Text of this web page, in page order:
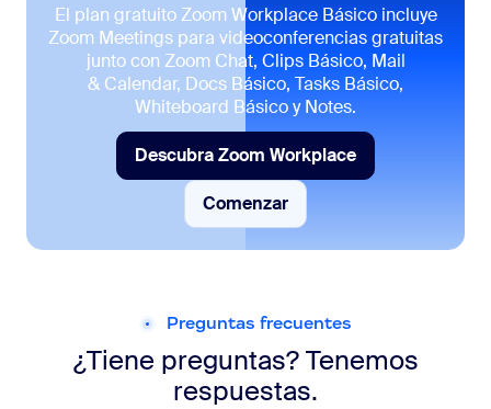
El plan gratuito Zoom Workplace Básico incluye
Zoom Meetings para videoconferencias gratuitas
junto con Zoom Chat, Clips Básico, Mail
& Calendar, Docs Básico, Tasks Básico,
Whiteboard Básico y Notes.
Descubra Zoom Workplace
Descubra Zoom Workplace
Comenzar
Comenzar
Preguntas frecuentes
¿Tiene preguntas? Tenemos
respuestas.